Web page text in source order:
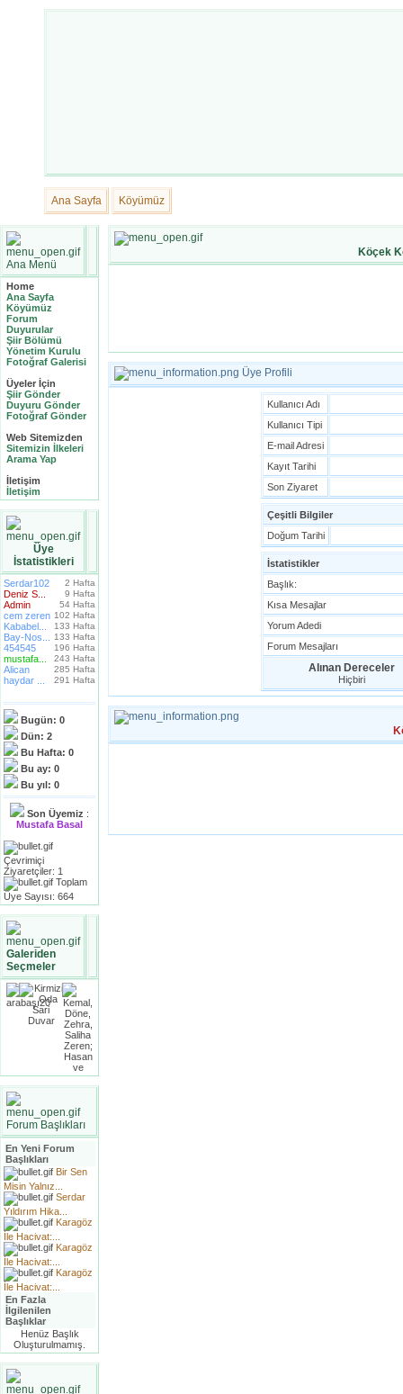
Ana Sayfa Köyümüz
Ana Menü
Home
Ana Sayfa
Köyümüz
Forum
Duyurular
Şiir Bölümü
Yönetim Kurulu
Fotoğraf Galerisi
Üyeler İçin
Şiir Gönder
Duyuru Gönder
Fotoğraf Gönder
Web Sitemizden
Sitemizin İlkeleri
Arama Yap
İletişim
İletişim
Üye
İstatistikleri
Serdar102 2 Hafta
Deniz S... 9 Hafta
Admin 54 Hafta
cem zeren 102 Hafta
Kababel... 133 Hafta
Bay-Nos... 133 Hafta
454545 196 Hafta
mustafa... 243 Hafta
Alican 285 Hafta
haydar ... 291 Hafta
Bugün: 0
Dün: 2
Bu Hafta: 0
Bu ay: 0
Bu yıl: 0
Son Üyemiz :
Mustafa Basal
Çevrimiçi
Ziyaretçiler: 1
Toplam
Üye Sayısı: 664
Galeriden
Seçmeler
Forum Başlıkları
En Yeni Forum
Başlıkları
Bir Sen
Misin Yalnız...
Serdar
Yıldırım Hika...
Karagöz
İle Hacivat:...
Karagöz
İle Hacivat:...
Karagöz
İle Hacivat:...
En Fazla
İlgilenilen
Başlıklar
Henüz Başlık
Oluşturulmamış.
Köçek
Üye Profili
Kullanıcı Adı
Kullanıcı Tipi
E-mail Adresi
Kayıt Tarihi
Son Ziyaret
Çeşitli Bilgiler
Doğum Tarihi
İstatistikler
Başlık:
Kısa Mesajlar
Yorum Adedi
Forum Mesajları
Alınan Dereceler
Hiçbiri